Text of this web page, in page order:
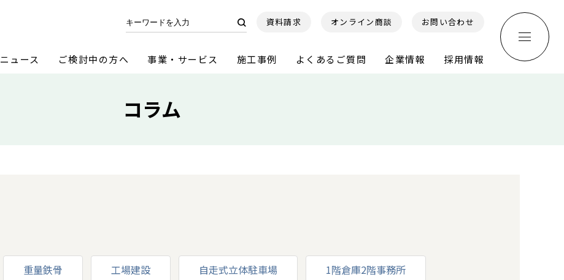
資料請求 オンライン商談 お問い合わせ
ニュース ご検討中の方へ 事業・サービス 施工事例 よくあるご質問 企業情報 採用情報
コラム
重量鉄骨 工場建設 自走式立体駐車場 1階倉庫2階事務所